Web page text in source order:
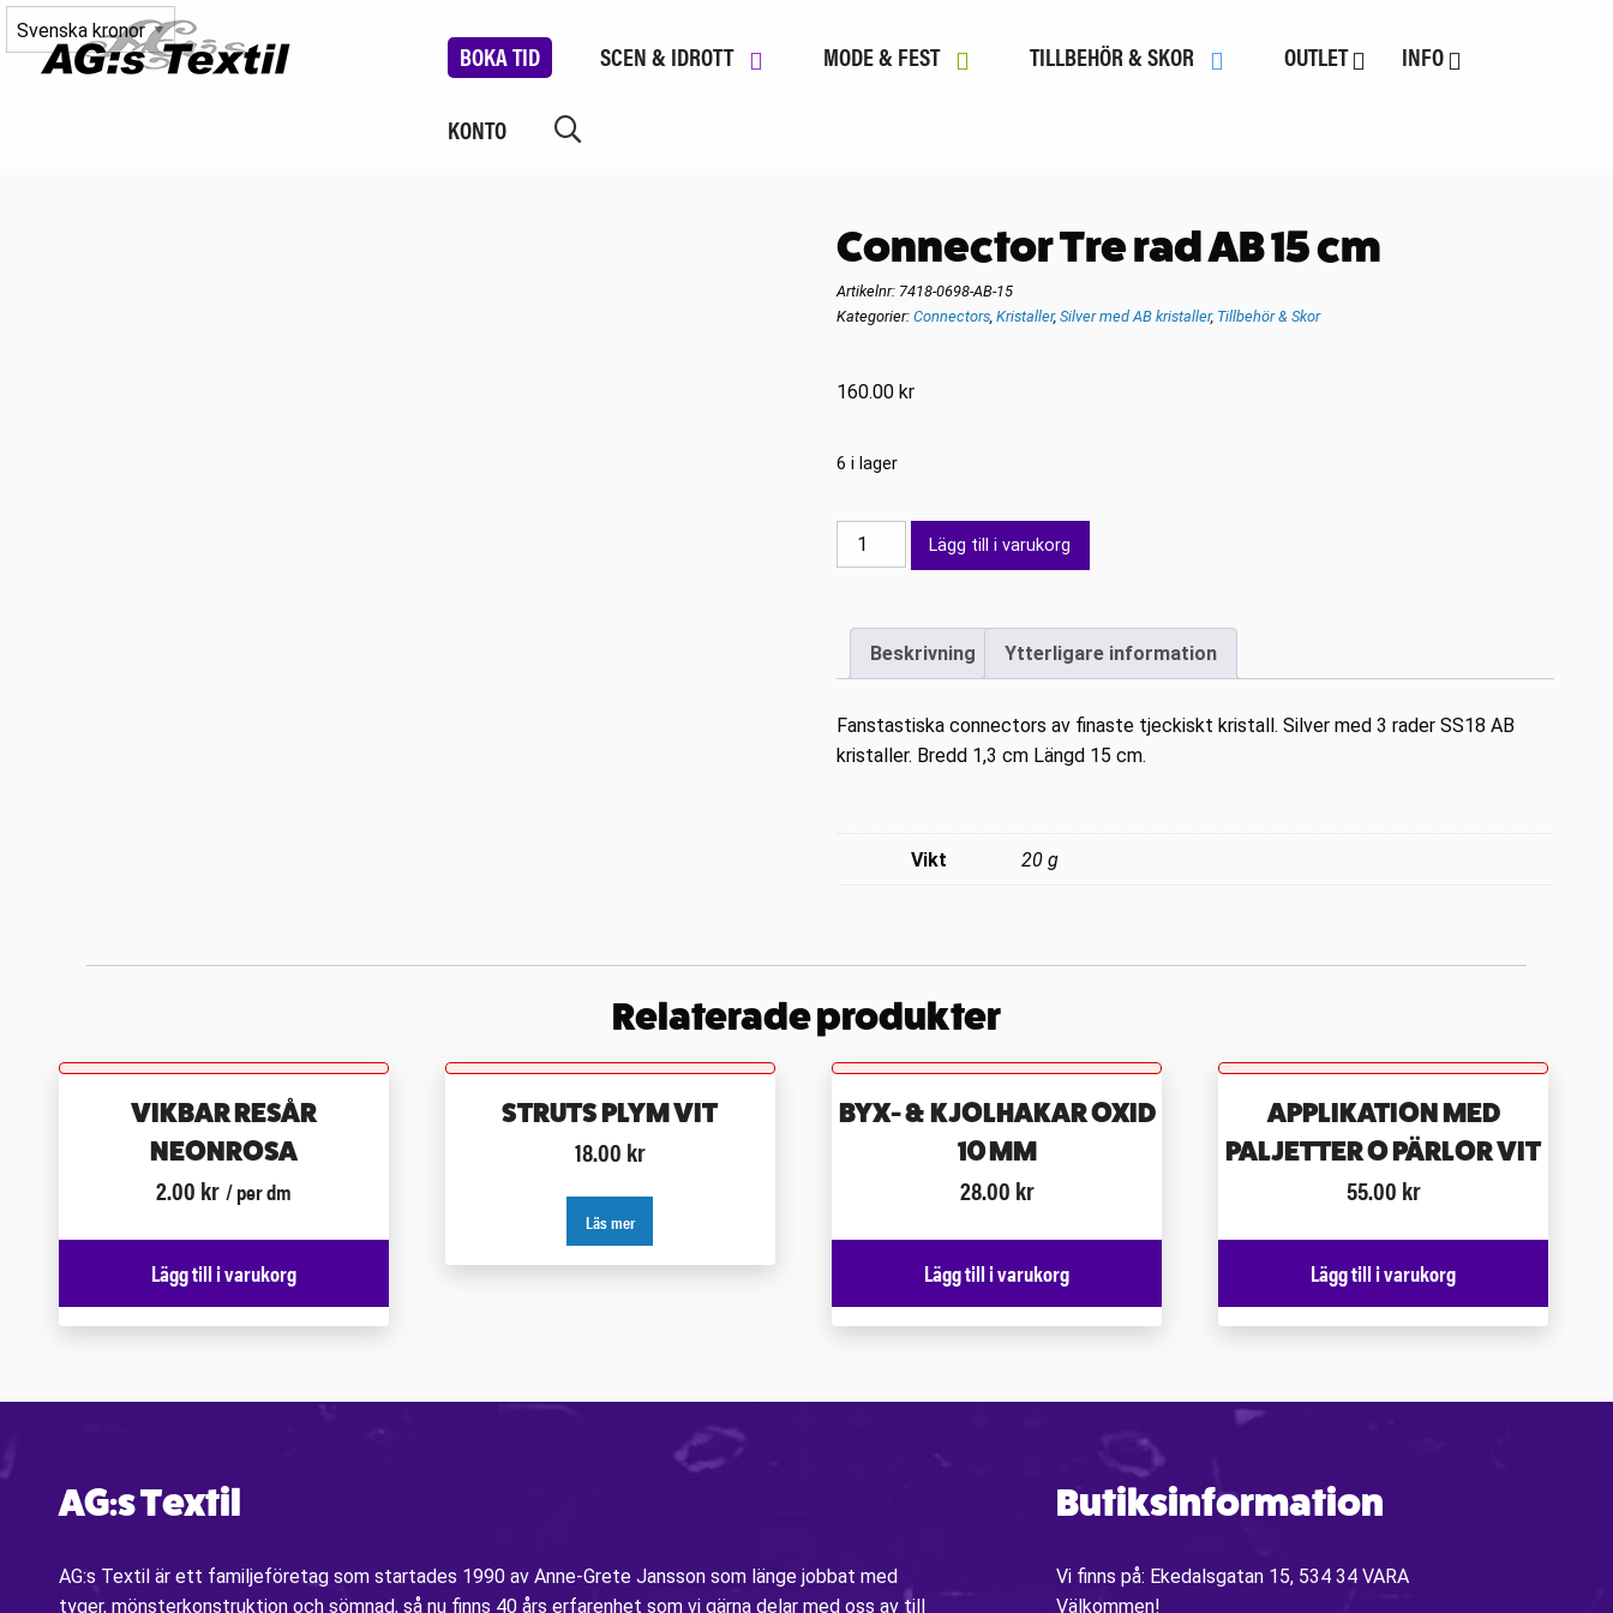
BOKA TID SCEN & IDROTT MODE & FEST TILLBEHÖR & SKOR OUTLET INFO
KONTO
Connector Tre rad AB 15 cm
Artikelnr: 7418-0698-AB-15
Kategorier: Connectors, Kristaller, Silver med AB kristaller, Tillbehör & Skor
160.00 kr
6 i lager
Connector
Tre
AB
cm
mängd
Lägg till i varukorg
Beskrivning Ytterligare information
Fanstastiska connectors av finaste tjeckiskt kristall. Silver med 3 rader SS18 AB
kristaller. Bredd 1,3 cm Längd 15 cm.
Vikt 20 g
Relaterade produkter
VIKBAR RESÅR
NEONROSA
2.00 kr / per dm
Lägg till i varukorg
STRUTS PLYM VIT
18.00 kr
Läs mer
BYX- & KJOLHAKAR OXID
10 MM
28.00 kr
Lägg till i varukorg
APPLIKATION MED
PALJETTER O PÄRLOR VIT
55.00 kr
Lägg till i varukorg
AG:s Textil
AG:s Textil är ett familjeföretag som startades 1990 av Anne-Grete Jansson som länge jobbat med
tyger, mönsterkonstruktion och sömnad, så nu finns 40 års erfarenhet som vi gärna delar med oss av till
Butiksinformation
Vi finns på: Ekedalsgatan 15, 534 34 VARA
Välkommen!